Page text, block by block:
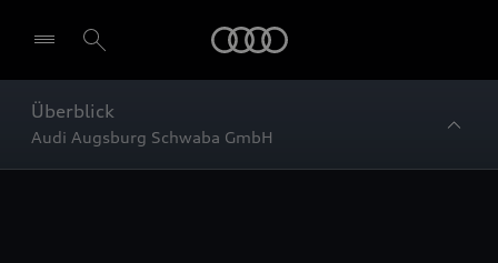
Überblick
Audi Augsburg Schwaba GmbH